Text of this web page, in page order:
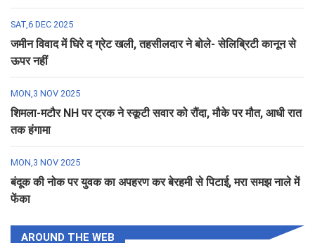
SAT,6 DEC 2025
जमीन विवाद में घिरे द ग्रेट खली, तहसीलदार ने बोले- सेलिब्रिटी कानून से
ऊपर नहीं
MON,3 NOV 2025
शिमला-मटौर NH पर ट्रक ने स्कूटी सवार को रौंदा, मौके पर मौत, आधी रात
तक हंगामा
MON,3 NOV 2025
बंदूक की नोक पर युवक का अपहरण कर बेरहमी से पिटाई, मरा समझ नाले में
फेंका
AROUND THE WEB